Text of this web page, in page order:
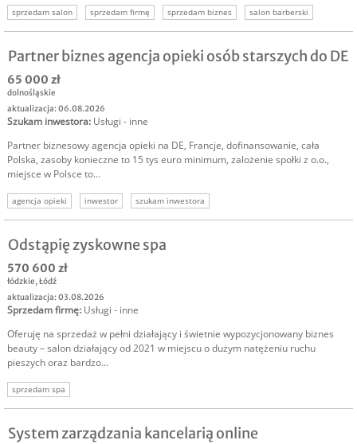
sprzedam salon sprzedam firmę sprzedam biznes
salon barberski
sprzedam biznes kraków
Partner biznes agencja opieki osób starszych do DE
65 000 zł
dolnośląskie
aktualizacja: 06.08.2026
Szukam inwestora: Usługi - inne
Partner biznesowy agencja opieki na DE, Francje, dofinansowanie, cała
Polska, zasoby konieczne to 15 tys euro minimum, zalożenie społki z o.o.,
miejsce w Polsce to...
agencja opieki inwestor szukam inwestora
Odstąpię zyskowne spa
570 600 zł
łódzkie,Łódź
aktualizacja: 03.08.2026
Sprzedam firmę: Usługi - inne
Oferuję na sprzedaż w pełni działający i świetnie wypozycjonowany biznes
beauty – salon działający od 2021 w miejscu o dużym natężeniu ruchu
pieszych oraz bardzo...
sprzedam spa
System zarządzania kancelarią online